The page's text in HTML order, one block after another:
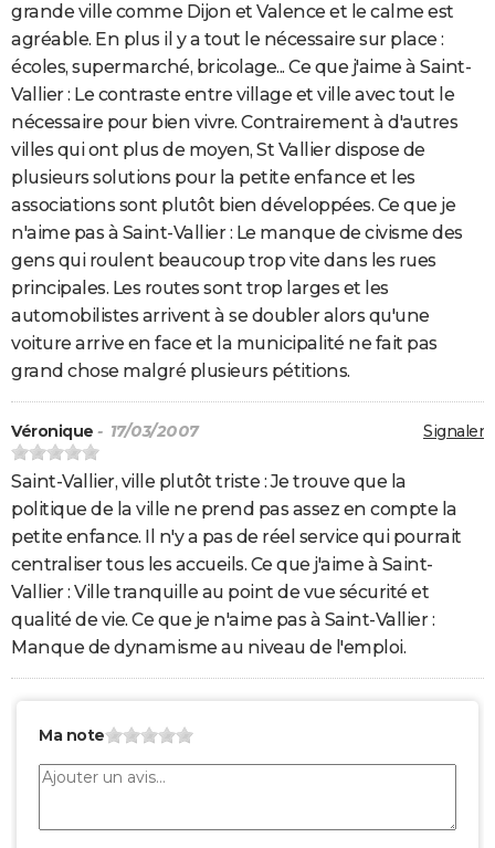
grande ville comme Dijon et Valence et le calme est
agréable. En plus il y a tout le nécessaire sur place :
écoles, supermarché, bricolage... Ce que j'aime à Saint-
Vallier : Le contraste entre village et ville avec tout le
nécessaire pour bien vivre. Contrairement à d'autres
villes qui ont plus de moyen, St Vallier dispose de
plusieurs solutions pour la petite enfance et les
associations sont plutôt bien développées. Ce que je
n'aime pas à Saint-Vallier : Le manque de civisme des
gens qui roulent beaucoup trop vite dans les rues
principales. Les routes sont trop larges et les
automobilistes arrivent à se doubler alors qu'une
voiture arrive en face et la municipalité ne fait pas
grand chose malgré plusieurs pétitions.
Signaler
Véronique - 17/03/2007
Saint-Vallier, ville plutôt triste : Je trouve que la
politique de la ville ne prend pas assez en compte la
petite enfance. Il n'y a pas de réel service qui pourrait
centraliser tous les accueils. Ce que j'aime à Saint-
Vallier : Ville tranquille au point de vue sécurité et
qualité de vie. Ce que je n'aime pas à Saint-Vallier :
Manque de dynamisme au niveau de l'emploi.
Ma note